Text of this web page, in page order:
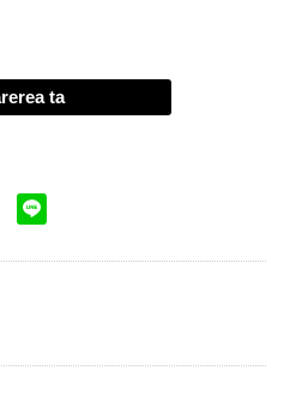
ta